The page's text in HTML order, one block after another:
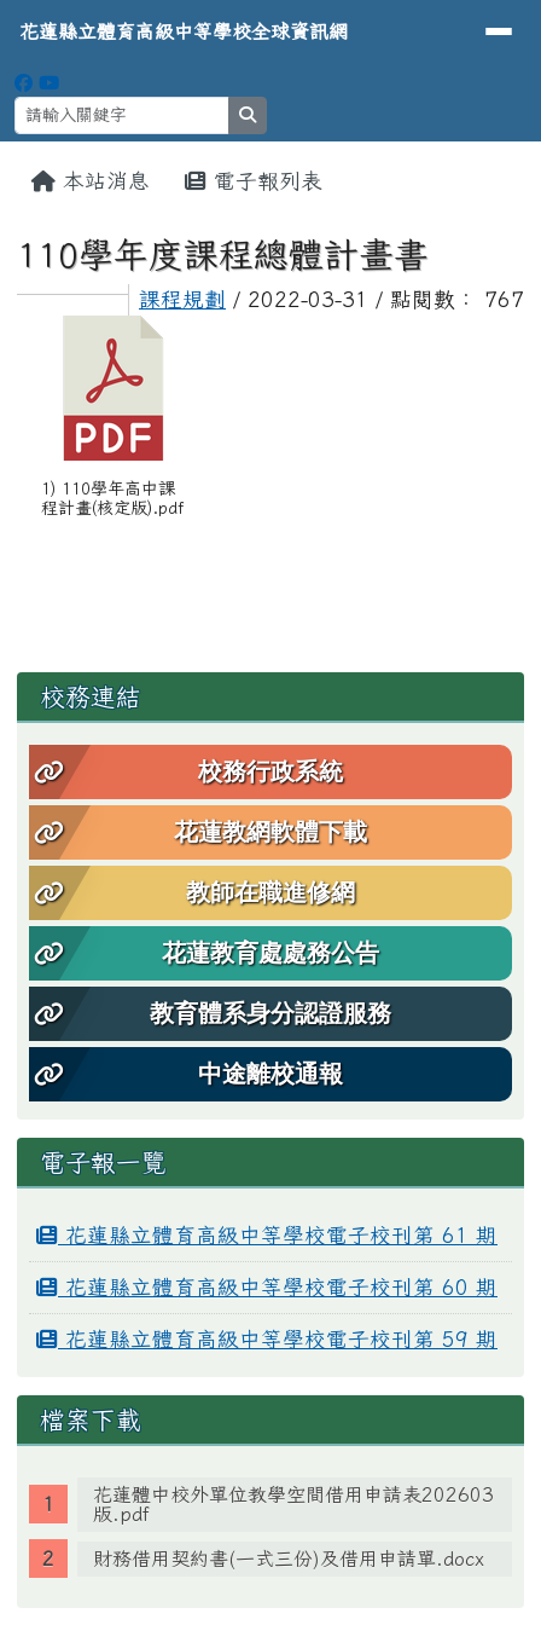
花蓮縣立體育高級中等學校全球資
導覽列
花蓮縣立體育高級中等學校全球資訊網
本站消息 電子報列表
110學年度課程總體計畫書
課程規劃 / 2022-03-31 / 點閱數： 767
1) 110學年高中課
程計畫(核定版).pdf
左邊區域內容
校務連結
校務行政系統
花蓮教網軟體下載
教師在職進修網
花蓮教育處處務公告
教育體系身分認證服務
中途離校通報
電子報一覽
花蓮縣立體育高級中等學校電子校刊第 61 期
花蓮縣立體育高級中等學校電子校刊第 60 期
花蓮縣立體育高級中等學校電子校刊第 59 期
檔案下載
花蓮體中校外單位教學空間借用申請表202603
版.pdf
財務借用契約書(一式三份)及借用申請單.docx